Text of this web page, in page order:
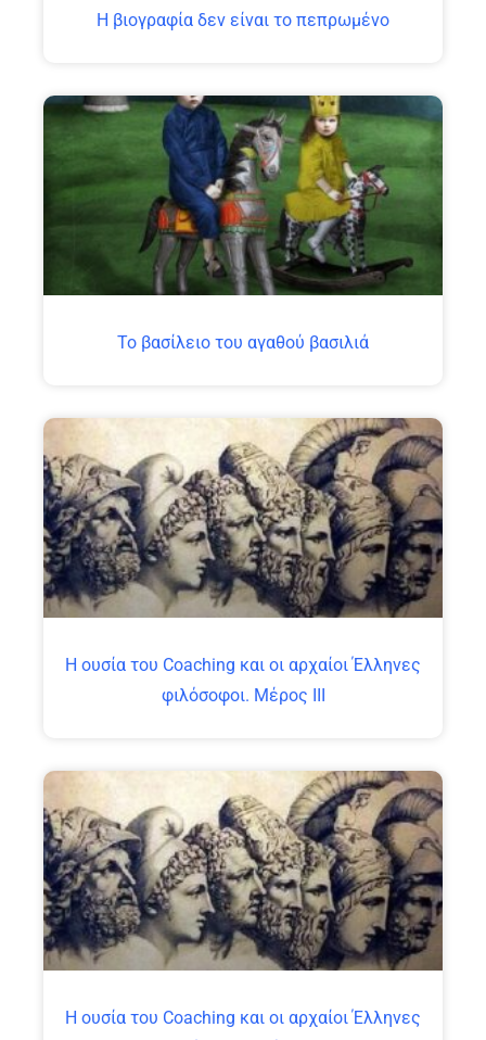
H βιογραφία δεν είναι το πεπρωμένο
Το βασίλειο του αγαθού βασιλιά
Η ουσία του Coaching και οι αρχαίοι Έλληνες
φιλόσοφοι. Μέρος ΙΙΙ
Η ουσία του Coaching και οι αρχαίοι Έλληνες